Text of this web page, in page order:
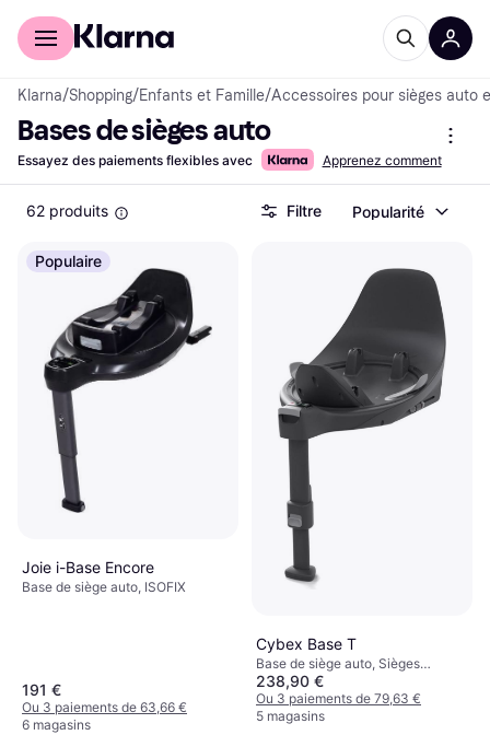
Acheter avec Klarna
Klarna/Shopping/Enfants et Famille/Accessoires pour sièges auto
Bases de sièges auto
Essayez des paiements flexibles avec Apprenez comment
62 produits Filtre Popularité
Populaire
Joie i-Base Encore
Base de siège auto, ISOFIX
191 €
Ou 3 paiements de 63,66 €
6 magasins
Cybex Base T
Base de siège auto, Sièges
orientés vers l'avant, Sièges
orientés vers l'arrière, Rotatif,
ISOFIX
238,90 €
Ou 3 paiements de 79,63 €
5 magasins